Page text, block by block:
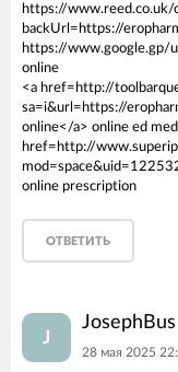
https://www.reed.co.uk/
backUrl=https://
https://www.google.gp/
online
<a href=http://
sa=i&url=https://
online</a> online ed
href=http://
online prescription
ОТВЕТИТЬ
J
JosephBus
28 мая 2025